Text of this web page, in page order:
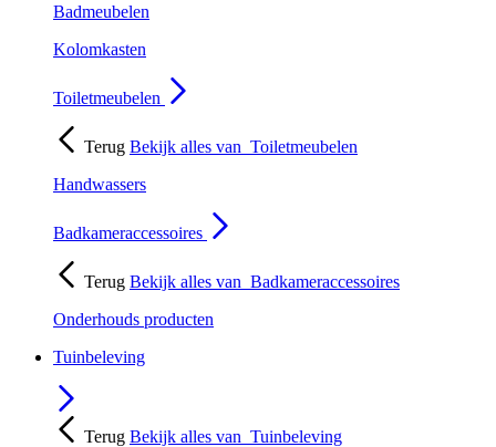
Badmeubelen
Kolomkasten
Toiletmeubelen
Terug Bekijk alles van Toiletmeubelen
Handwassers
Badkameraccessoires
Terug Bekijk alles van Badkameraccessoires
Onderhouds producten
Tuinbeleving
Terug Bekijk alles van Tuinbeleving